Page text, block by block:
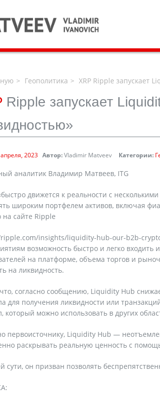
Геополитика XRP Ripple запускает
Ripple запускает
2023 Автор:Vladimir Matveev Категории:
аналитик Владимир Матвеев, ITG
движется к реальности с
широким портфелем активов, включая
на сайте Ripple
insights/liquidity-hub-our-b2b-
возможность быстро и легко входить
на платформе, объема торгов и
на ликвидность.
согласно сообщению, Liquidity Hub
для получения ликвидности или
который можно использовать в других
первоисточнику, Liquidity Hub —
раскрывать реальную ценность с
сути, он призван позволять